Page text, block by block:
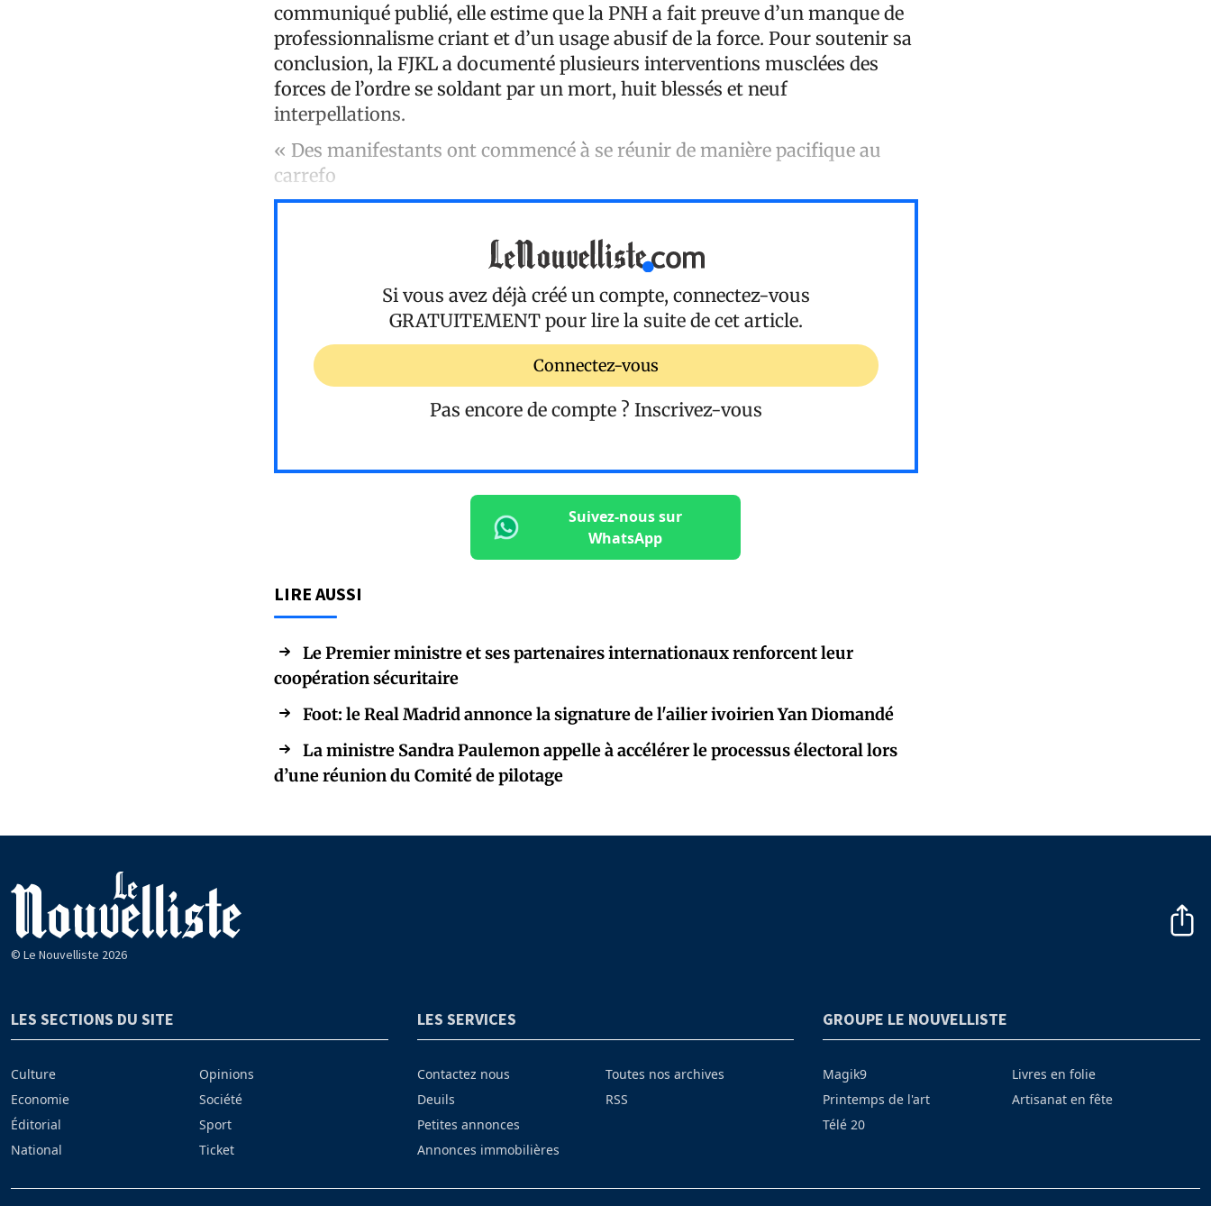
communiqué publié, elle estime que la PNH a fait preuve d’un manque de
professionnalisme criant et d’un usage abusif de la force. Pour soutenir sa
conclusion, la FJKL a documenté plusieurs interventions musclées des
forces de l’ordre se soldant par un mort, huit blessés et neuf
interpellations.
« Des manifestants ont commencé à se réunir de manière pacifique au
carrefo
Si vous avez déjà créé un compte, connectez-vous
GRATUITEMENT pour lire la suite de cet article.
Connectez-vous
Pas encore de compte ? Inscrivez-vous
Suivez-nous sur
WhatsApp
LIRE AUSSI
Le Premier ministre et ses partenaires internationaux renforcent leur
coopération sécuritaire
Foot: le Real Madrid annonce la signature de l'ailier ivoirien Yan Diomandé
La ministre Sandra Paulemon appelle à accélérer le processus électoral lors
d’une réunion du Comité de pilotage
© Le Nouvelliste 2026
LES SECTIONS DU SITE
Culture
Economie
Éditorial
National
Opinions
Société
Sport
Ticket
LES SERVICES
Contactez nous
Deuils
Petites annonces
Annonces immobilières
Toutes nos archives
RSS
GROUPE LE NOUVELLISTE
Magik9
Printemps de l'art
Télé 20
Livres en folie
Artisanat en fête